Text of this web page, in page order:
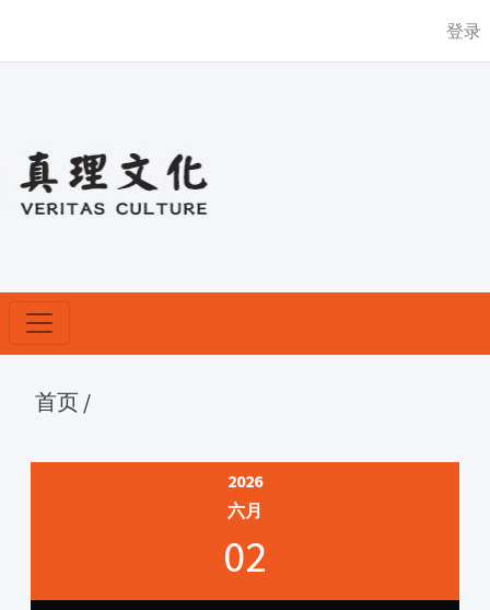
登录
首页 /
2026
六月
02